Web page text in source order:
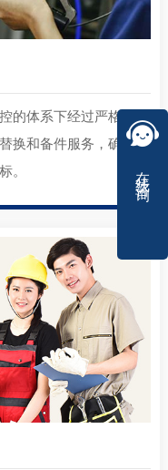
的体系下经过严格检
换和备件服务，确保客
。
在线咨询